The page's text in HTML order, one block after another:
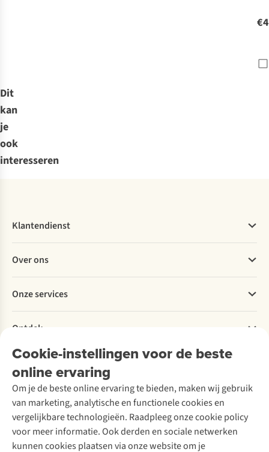
Dit
kan
je
ook
interesseren
Cookie-instellingen voor de beste
online ervaring
Om je de beste online ervaring te bieden, maken wij gebruik
van marketing, analytische en functionele cookies en
vergelijkbare technologieën. Raadpleeg onze cookie policy
voor meer informatie. Ook derden en sociale netwerken
kunnen cookies plaatsen via onze website om je
Klantendienst
Bestellen
Betalen
Levering
Retourneren
Bestelling herroepen
Garantie
Contact
Over ons
Explore More
Verantwoord ondernemen
Over Ayacucho
Onze winkels
Over A.S.Adventure
Toegankelijkheidsverklaring
Onze services
Ski-onderhoud
Wasservice
Schoenonderhoud
Schoenherstelling
Kledingherstelling
Retouches
Voor bedrijven
Ontdek
A.S.Magazine
Podcast
Explore Academy
Explore Camp
Gear Check
Inspiratie & advies
Meld je aan voor de nieuwsbrief
Follow us